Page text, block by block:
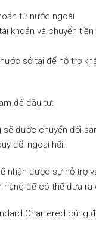
từ nước ngoài
khoản và chuyển
sở tại để hỗ trợ
để đầu tư:
được chuyển đổi
đổi ngoại hối.
nhận được sự hỗ trợ
hàng để có thể đưa
Chartered cũng